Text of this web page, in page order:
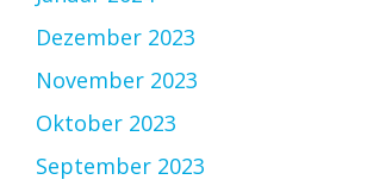
Dezember 2023
November 2023
Oktober 2023
September 2023